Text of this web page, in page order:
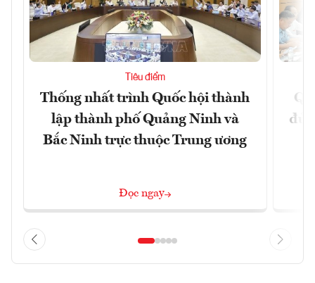
Tiêu điểm
Thống nhất trình Quốc hội thành
lập thành phố Quảng Ninh và
Bắc Ninh trực thuộc Trung ương
Đọc ngay
đủ